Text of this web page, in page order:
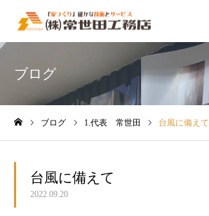
ブログ
ブログ 1.代表 常世田 台風に備えて
台風に備えて
2022.09.20